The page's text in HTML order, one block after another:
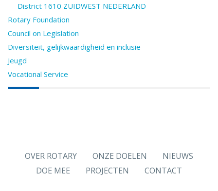
District 1610 ZUIDWEST NEDERLAND
Rotary Foundation
Council on Legislation
Diversiteit, gelijkwaardigheid en inclusie
Jeugd
Vocational Service
OVER ROTARY ONZE DOELEN
NIEUWS
DOE MEE
PROJECTEN CONTACT